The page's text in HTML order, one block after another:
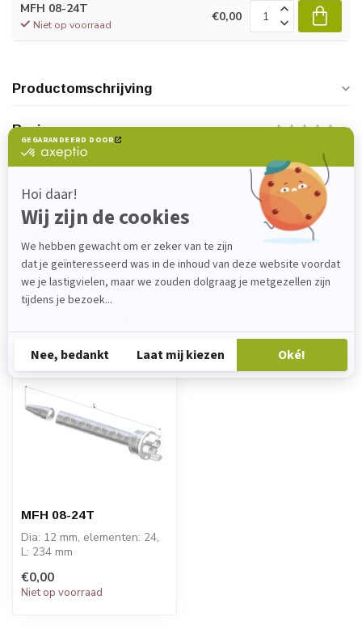
MFH 08-24T
Niet op voorraad
€0,00
Productomschrijving
Reviews
Heeft u vragen over dit product?
Neem gerust contact op met onze
verkoop@lijmenwinkel.nl
of+31 (0)85 4011571 . Wij helpen u graag!
MFH 08-24T
Dia: 12 mm, elementen: 24,
L: 234 mm
STATOMIX™ MFH & MFHX
€0,00
Niet op voorraad